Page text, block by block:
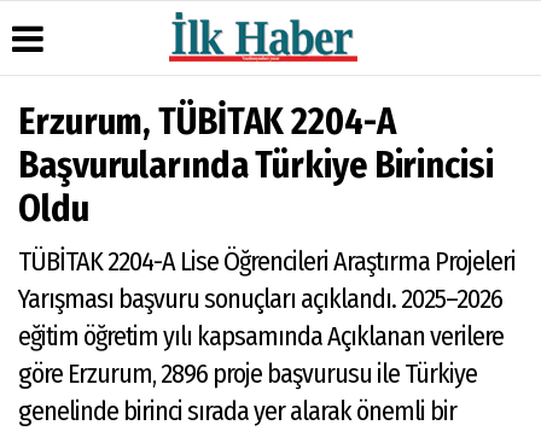
Üye Paneli
Haber
Arşivi
Arşivi
Günün
Haberleri
Durumu
Anketler
Biyografiler
Köşe
Yazarları
Foto
Künye
İletişim
Gizlilik
İlkeleri
Erzurum, TÜBİTAK 2204-A
Başvurularında Türkiye Birincisi
Oldu
TÜBİTAK 2204-A Lise Öğrencileri Araştırma Projeleri
Yarışması başvuru sonuçları açıklandı. 2025–2026
eğitim öğretim yılı kapsamında Açıklanan verilere
göre Erzurum, 2896 proje başvurusu ile Türkiye
genelinde birinci sırada yer alarak önemli bir